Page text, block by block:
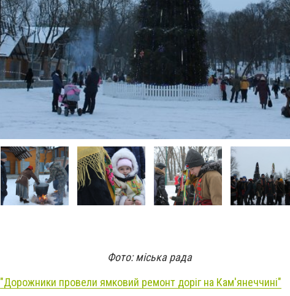
Фото: міська рада
"Дорожники провели ямковий ремонт доріг на Кам'янеччині"